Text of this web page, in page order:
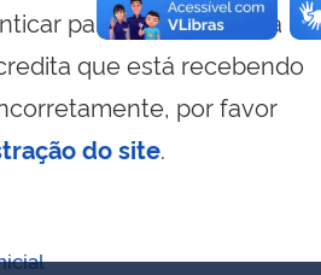
para visualizar essa
que está recebendo
por favor
do site.